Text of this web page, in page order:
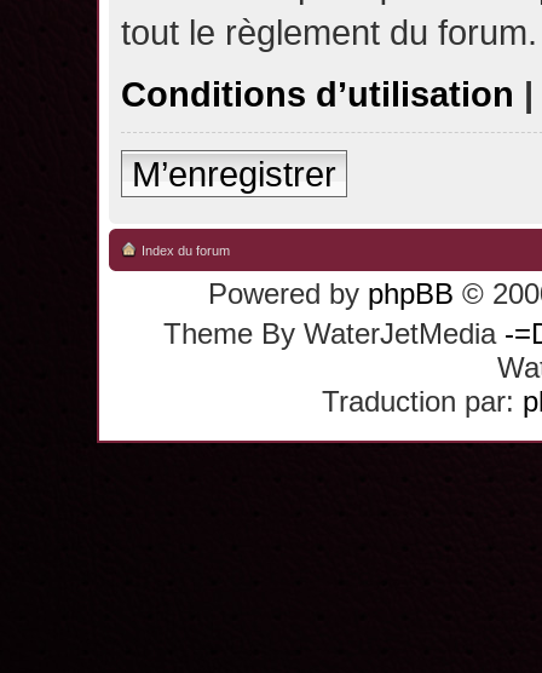
tout le règlement du forum.
Conditions d’utilisation |
M’enregistrer
Index du forum
Powered by phpBB ©
Theme By WaterJetMedia -
Traduction par: